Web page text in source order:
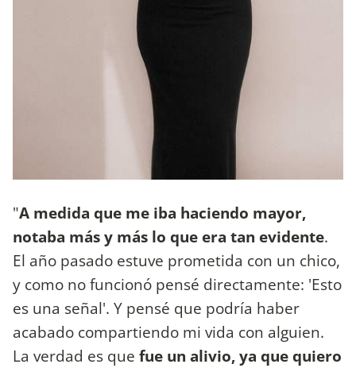
"A medida que me iba haciendo mayor,
notaba más y más lo que era tan evidente.
El año pasado estuve prometida con un chico,
y como no funcionó pensé directamente: 'Esto
es una señal'. Y pensé que podría haber
acabado compartiendo mi vida con alguien.
La verdad es que fue un alivio, ya que quiero